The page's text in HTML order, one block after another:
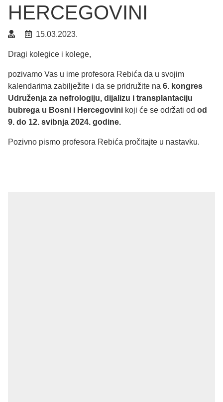
HERCEGOVINI
15.03.2023.
Dragi kolegice i kolege,
pozivamo Vas u ime profesora Rebića da u svojim
kalendarima zabilježite i da se pridružite na 6. kongres
Udruženja za nefrologiju, dijalizu i transplantaciju
bubrega u Bosni i Hercegovini koji će se održati od od
9. do 12. svibnja 2024. godine.
Pozivno pismo profesora Rebića pročitajte u nastavku.